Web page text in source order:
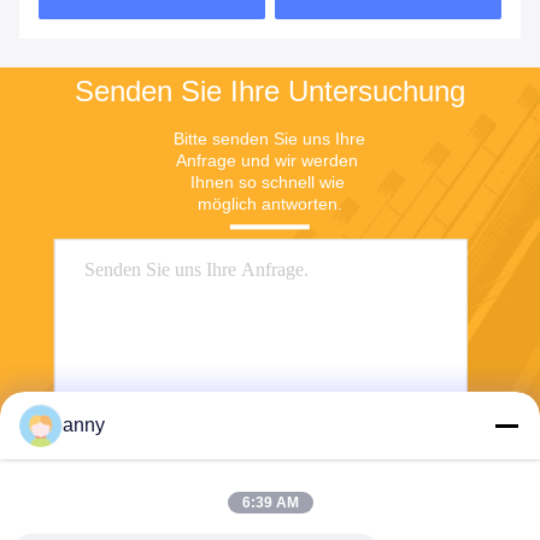
Senden Sie Ihre Untersuchung
Bitte senden Sie uns Ihre
Anfrage und wir werden
Ihnen so schnell wie
möglich antworten.
anny
6:39 AM